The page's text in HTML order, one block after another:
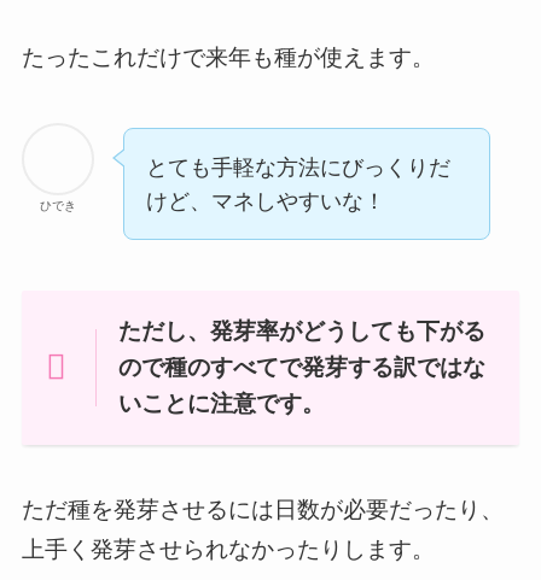
たったこれだけで来年も種が使えます。
ひでき
とても手軽な方法にびっくりだ
けど、マネしやすいな！
ただし、 発芽率がどうしても下がる
ので種のすべてで発芽する訳ではな
いことに注意です。
ただ種を発芽させるには日数が必要だったり、
上手く発芽させられなかったりします。